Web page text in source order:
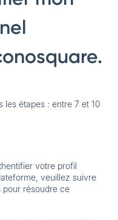
les étapes : entre 7 et 10
votre profil
veuillez suivre
pour résoudre ce